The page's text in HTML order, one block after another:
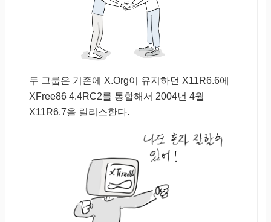
두 그룹은 기존에 X.Org이 유지하던 X11R6.6에
XFree86 4.4RC2를 통합해서 2004년 4월
X11R6.7을 릴리스한다.